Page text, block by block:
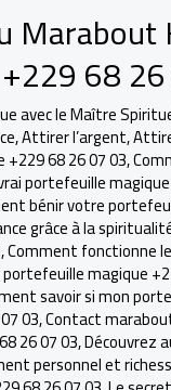
68
avec le Maître
,Attirer l’argent,
68 26 07 03,
portefeuille
bénir votre
grâce à la
,Comment fonctionne
magique
savoir si mon
03,Contact
26 07 03,Découvrez
personnel et